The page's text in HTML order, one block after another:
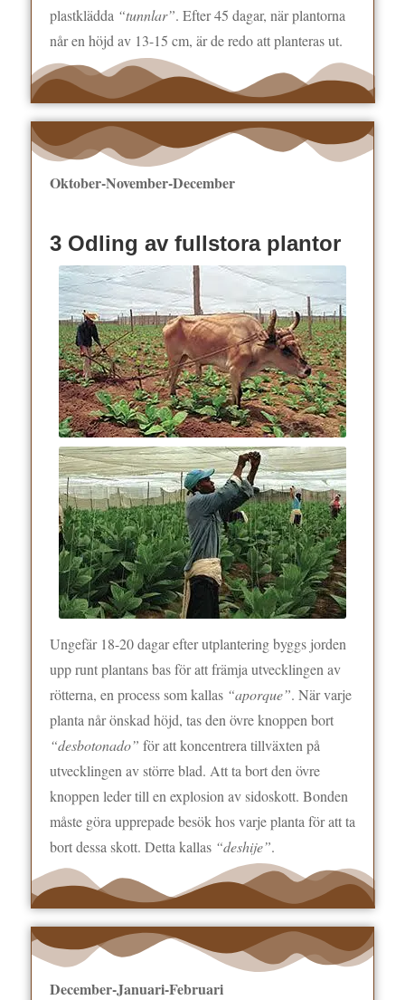
plastklädda “tunnlar”. Efter 45 dagar, när plantorna
når en höjd av 13-15 cm, är de redo att planteras ut.
Oktober-November-December
3 Odling av fullstora plantor
Ungefär 18-20 dagar efter utplantering byggs jorden
upp runt plantans bas för att främja utvecklingen av
rötterna, en process som kallas “aporque”. När varje
planta når önskad höjd, tas den övre knoppen bort
“desbotonado” för att koncentrera tillväxten på
utvecklingen av större blad. Att ta bort den övre
knoppen leder till en explosion av sidoskott. Bonden
måste göra upprepade besök hos varje planta för att ta
bort dessa skott. Detta kallas “deshije”.
December-Januari-Februari